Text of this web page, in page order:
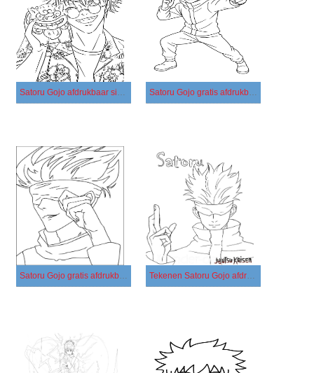
Satoru Gojo afdrukbaar simpel Satoru Gojo gratis afdrukbaar eenvoudig
Satoru Gojo gratis afdrukbaar voor kinderen Tekenen Satoru Gojo afdrukbaar eenvoudig